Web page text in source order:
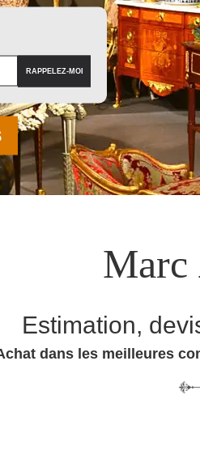
Marc
Estimation,
dans les meilleures